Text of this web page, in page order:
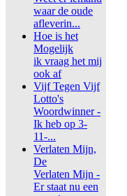
waar de oude
afleverin...
Hoe is het
Mogelijk
ik vraag het mij
ook af
Vijf Tegen Vijf
Lotto's
Woordwinner -
Ik heb op 3-
11-...
Verlaten Mijn,
De
Verlaten Mijn -
Er staat nu een